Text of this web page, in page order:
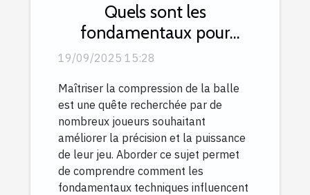
Quels sont les
fondamentaux pour
compresser la balle avec
19/09/2025 15:28
Maîtriser la compression de la balle
est une quête recherchée par de
nombreux joueurs souhaitant
améliorer la précision et la puissance
de leur jeu. Aborder ce sujet permet
de comprendre comment les
fondamentaux techniques influencent